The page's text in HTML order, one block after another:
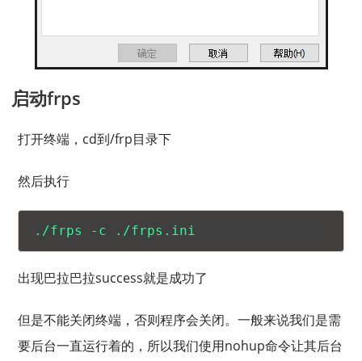
启动frps
打开终端，cd到/frp目录下
然后执行
出现巴拉巴拉success就是成功了
但是不能关闭终端，否则程序会关闭。一般来说我们是需
要后台一直运行着的，所以我们使用nohup命令让其后台